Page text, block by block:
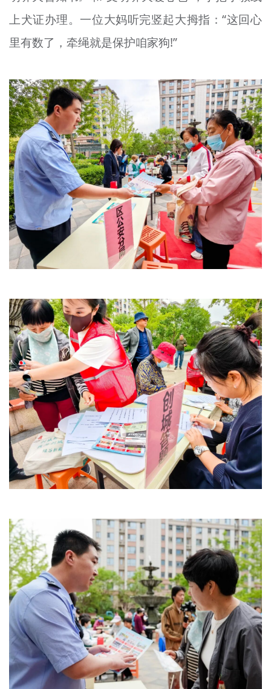
上犬证办理。一位大妈听完竖起大拇指：“这回心
里有数了，牵绳就是保护咱家狗!”